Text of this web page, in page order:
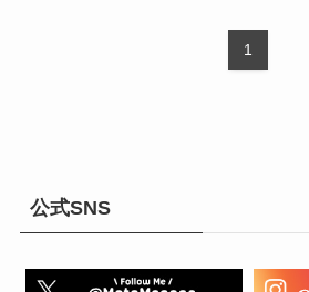
1
公式SNS